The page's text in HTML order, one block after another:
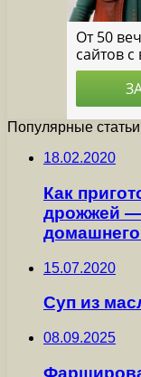
Популярные статьи
18.02.2020
Как
дрожжей —
15.07.2020
Суп из
08.09.2025